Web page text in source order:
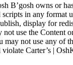
B’gosh owns or
in any format
display for
use the
may not use any
Carter’s |